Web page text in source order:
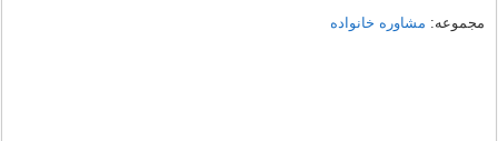
مجموعه: مشاوره خانواده